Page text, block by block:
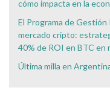
cómo impacta en la
El Programa de
mercado cripto:
40% de ROI en BTC en
Última milla en